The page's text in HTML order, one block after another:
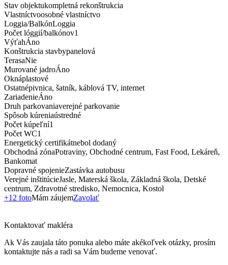
Stav objektukompletná rekonštrukcia
Vlastníctvoosobné vlastníctvo
Loggia/BalkónLoggia
Počet lóggií/balkónov1
VýťahÁno
Konštrukcia stavbypanelová
TerasaNie
Murované jadroÁno
Oknáplastové
Ostatnépivnica, šatník, káblová TV, internet
ZariadenieÁno
Druh parkovaniaverejné parkovanie
Spôsob kúreniaústredné
Počet kúpeľní­1
Počet WC1
Energetický certifikátnebol dodaný
Obchodná zónaPotraviny, Obchodné centrum, Fast Food, Lekáreň,
Bankomat
Dopravné spojenieZastávka autobusu
Verejné inštitúcieJasle, Materská škola, Základná škola, Detské
centrum, Zdravotné stredisko, Nemocnica, Kostol
+12 fotoMám záujemZavolať
Kontaktovať makléra
Ak Vás zaujala táto ponuka alebo máte akékoľvek otázky, prosím
kontaktujte nás a radi sa Vám budeme venovať.